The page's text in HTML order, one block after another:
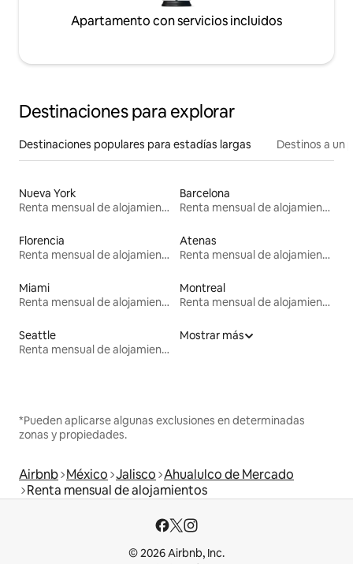
Apartamento con servicios incluidos
Destinaciones para explorar
Destinaciones populares para estadías largas Destinos a un
Nueva York
Renta mensual de alojamientos
Barcelona
Renta mensual de alojamientos
Florencia
Renta mensual de alojamientos
Atenas
Renta mensual de alojamientos
Miami
Renta mensual de alojamientos
Montreal
Renta mensual de alojamientos
Seattle
Renta mensual de alojamientos
Mostrar más
*Pueden aplicarse algunas exclusiones en determinadas
zonas y propiedades.
Airbnb México Jalisco Ahualulco de Mercado
Renta mensual de alojamientos
© 2026 Airbnb, Inc.